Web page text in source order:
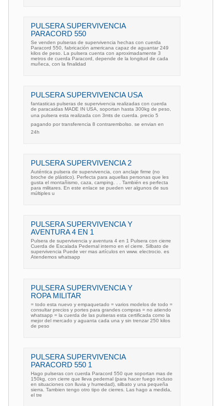
PULSERA SUPERVIVENCIA
PARACORD 550
Se venden pulseras de supervivencia hechas con cuerda
Paracord 550, fabricación americana capaz de aguantar 249
kilos de peso. La pulsera cuenta con aproximadamente 3
metros de cuerda Paracord, depende de la longitud de cada
muñeca, con la finalidad
PULSERA SUPERVIVENCIA USA
fantasticas pulseras de supervivencia realizadas con cuerda
de paracaidas MADE IN USA, soportan hasta 300kg de peso,
una pulsera esta realizada con 3mts de cuerda. precio 5
pagando por transferencia 8 contrarembolso. se envian en
24h
PULSERA SUPERVIVENCIA 2
Auténtica pulsera de supervivencia, con anclaje firme (no
broche de plástico). Perfecta para aquellas personas que les
gusta el montañismo, caza, camping. . . También es perfecta
para militares. En este enlace se pueden ver algunos de sus
múltiples u
PULSERA SUPERVIVENCIA Y
AVENTURA 4 EN 1
Pulsera de supervivencia y aventura 4 en 1 Pulsera con cierre
Cuerda de Escalada Pedernal interno en el cierre. Silbato de
supervivencia Puede ver mas artículos en www. electrocio. es
Atendemos whatsapp
PULSERA SUPERVIVENCIA Y
ROPA MILITAR
= todo esta nuevo y empaquetado = varios modelos de todo =
consultar precios y portes para grandes compras = no atiendo
whatsapp = la cuerda de las pulseras esta certificada como la
mejor del mercado y aguanta cada una y sin trenzar 250 kilos
de peso
PULSERA SUPERVIVENCIA
PARACORD 550 1
Hago pulseras con cuerda Paracord 550 que soportan mas de
150kg, con cierre que lleva pedernal (para hacer fuego incluso
en situaciones con lluvia y humedad), silbato y una pequeña
sierra. Tambien tengo otro tipo de cierres. Las hago a medida,
el tre